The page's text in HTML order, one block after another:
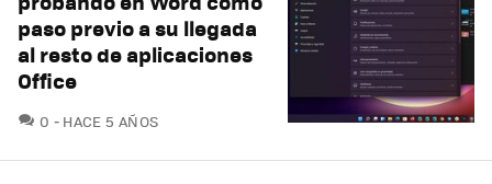
paso previo a su llegada
al resto de aplicaciones
Office
0 COMENTARIOS
HACE 5 AÑOS